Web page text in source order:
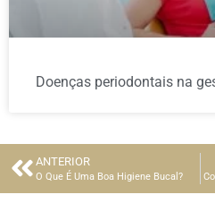
Doenças periodontais na
ANTERIOR
O Que É Uma Boa Higiene Bucal?